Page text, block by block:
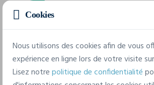
Caractéristiques
Cookies
Nous utilisons des cookies afin de vous
expérience en ligne lors de votre visite
Lisez notrepolitique de confidentialité